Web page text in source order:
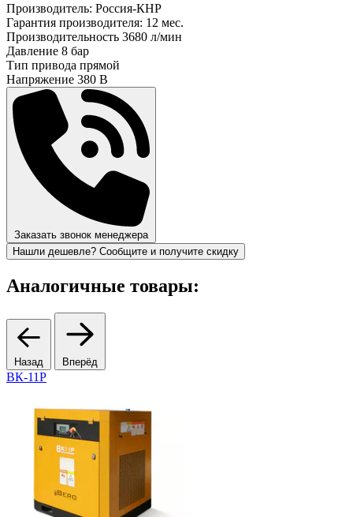
Производитель: Россия-КНР
Гарантия производителя: 12 мес.
Производительность 3680 л/мин
Давление 8 бар
Тип привода прямой
Напряжение 380 В
Заказать звонок менеджера
Нашли дешевле? Сообщите и получите скидку
Аналогичные товары:
Назад Вперёд
ВК-11Р